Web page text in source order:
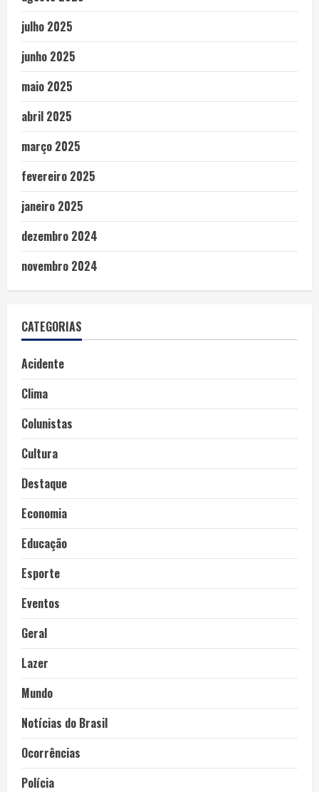
julho 2025
junho 2025
maio 2025
abril 2025
março 2025
fevereiro 2025
janeiro 2025
dezembro 2024
novembro 2024
CATEGORIAS
Acidente
Clima
Colunistas
Cultura
Destaque
Economia
Educação
Esporte
Eventos
Geral
Lazer
Mundo
Notícias do Brasil
Ocorrências
Polícia